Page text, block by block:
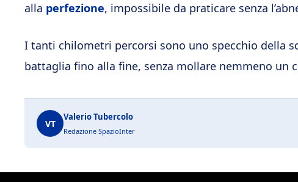
alla perfezione, impossibile da praticare senza
I tanti chilometri percorsi sono uno specchio della
battaglia fino alla fine, senza mollare nemmeno un
VT
Valerio Tubercolo
Redazione SpazioInter